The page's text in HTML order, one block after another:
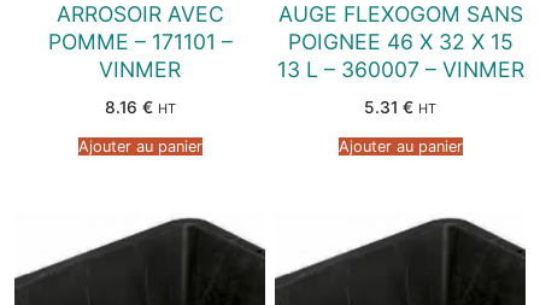
ARROSOIR AVEC
POMME – 171101 –
VINMER
8.16 € HT
Ajouter au panier
AUGE FLEXOGOM SANS
POIGNEE 46 X 32 X 15
13 L – 360007 – VINMER
5.31 € HT
Ajouter au panier